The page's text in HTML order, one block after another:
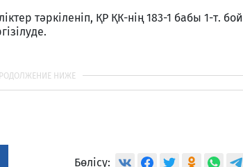
тәркіленіп, ҚР ҚК-нің 183-1 бабы 1-т.
Бөлісу: